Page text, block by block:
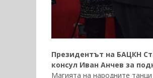
Президентът на БАЦКН
консул Иван Анчев за
Магията на народните